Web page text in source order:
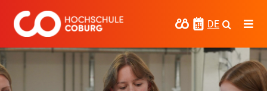
Inhalt
springen
DE